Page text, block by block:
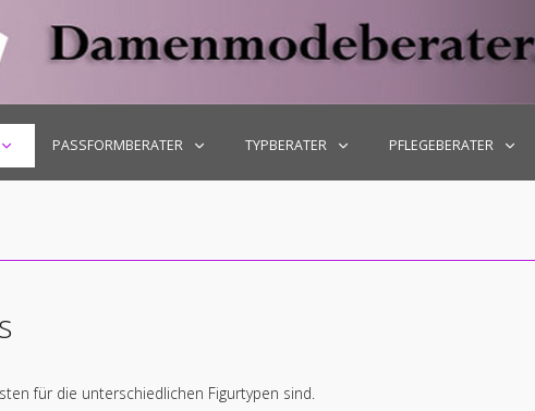
Mo-Fr: 10.00 - 18.00
PASSFORMBERATER TYPBERATER PFLEGEBERATER
für die unterschiedlichen Figurtypen sind.